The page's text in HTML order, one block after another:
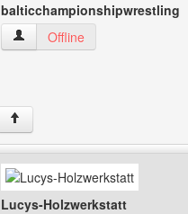
balticchampionshipwrestling
balticchampionshipwrestling
Offline
↑
Lucys-Holzwerkstatt